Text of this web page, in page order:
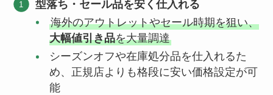
型落ち・セール品を安く仕入れる
海外のアウトレットやセール時期を狙い、
大幅値引き品を大量調達
シーズンオフや在庫処分品を仕入れるた
め、正規店よりも格段に安い価格設定が可
能